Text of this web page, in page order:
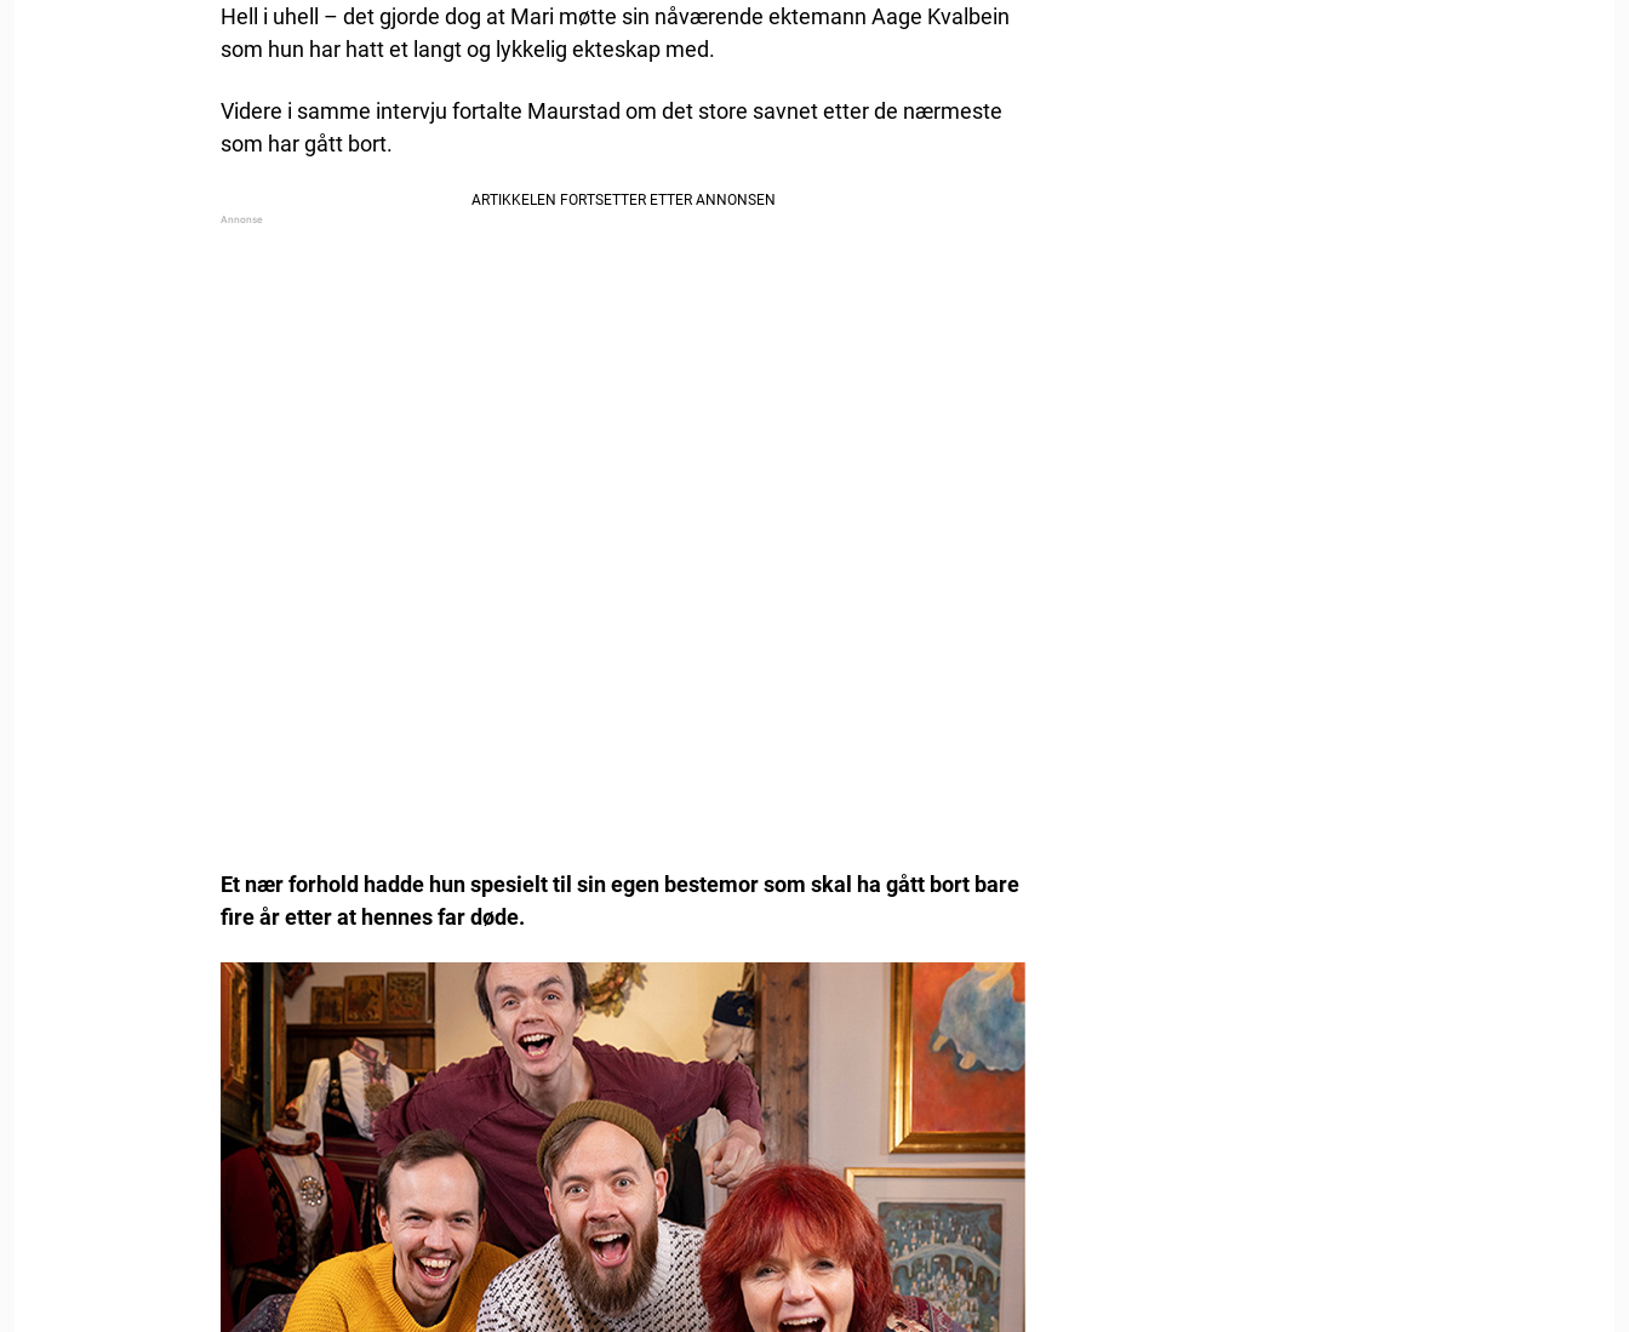
Hell i uhell – det gjorde dog at Mari møtte sin nåværende ektemann Aage Kvalbein
som hun har hatt et langt og lykkelig ekteskap med.
Videre i samme intervju fortalte Maurstad om det store savnet etter de nærmeste
som har gått bort.
Et nær forhold hadde hun spesielt til sin egen bestemor som skal ha gått bort bare
fire år etter at hennes far døde.